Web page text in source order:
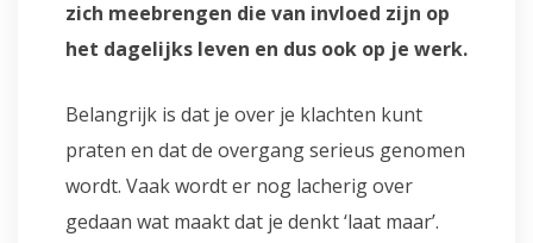
zich meebrengen die van invloed zijn op
het dagelijks leven en dus ook op je werk.
Belangrijk is dat je over je klachten kunt
praten en dat de overgang serieus genomen
wordt. Vaak wordt er nog lacherig over
gedaan wat maakt dat je denkt ‘laat maar’.